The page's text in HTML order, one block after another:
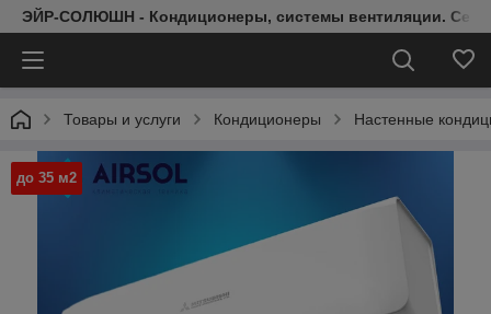
ЭЙР-СОЛЮШН - Кондиционеры, системы вентиляции.
Товары и услуги Кондиционеры Настенные
до 35 м2